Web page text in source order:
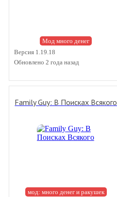
Мод много денег
Версия 1.19.18
Обновлено 2 года назад
Family Guy: В Поисках Всякого
мод: много денег и ракушек